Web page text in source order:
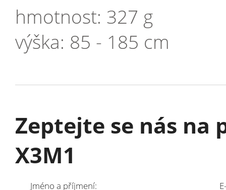
hmotnost: 327 g
výška: 85 - 185 cm
Zeptejte se nás
X3M1
Jméno a příjmení: